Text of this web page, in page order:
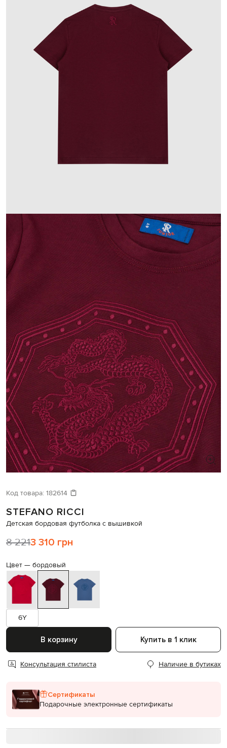
Код товара: 182614
STEFANO RICCI
Детская бордовая футболка с вышивкой
8 2213 310 грн
Цвет — бордовый
6Y
В корзину Купить в 1 клик
Консультация стилиста Наличие в бутиках
Сертификаты
Подарочные электронные сертификаты